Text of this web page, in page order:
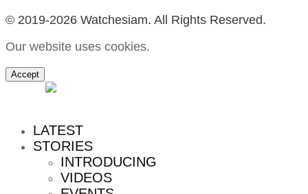
© 2019-2026 Watchesiam. All Rights Reserved.
Our website uses cookies.
Accept
LATEST
STORIES
INTRODUCING
VIDEOS